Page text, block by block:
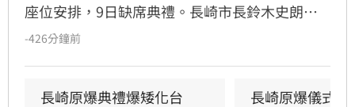
座位安排，9日缺席典禮。長崎市長鈴木史朗今
日回應表示，台灣是重要的夥伴，在典禮前已秉
-426分鐘前
長崎原爆典禮爆矮化台
長崎原爆儀式